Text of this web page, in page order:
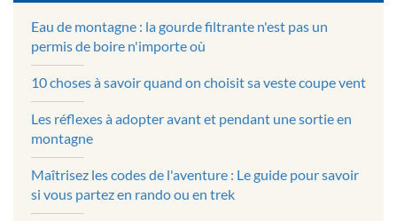
Eau de montagne : la gourde filtrante n'est pas un
permis de boire n'importe où
10 choses à savoir quand on choisit sa veste coupe vent
Les réflexes à adopter avant et pendant une sortie en
montagne
Maîtrisez les codes de l'aventure : Le guide pour savoir
si vous partez en rando ou en trek